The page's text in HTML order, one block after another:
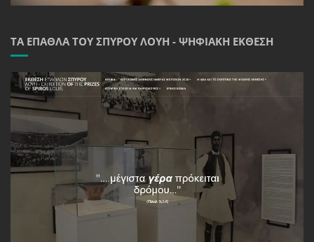
ΤΑ ΈΠΑΘΛΑ ΤΟΥ ΣΠΎΡΟΥ ΛΟΎΗ - ΨΗΦΙΑΚΉ ΈΚΘΕΣΗ